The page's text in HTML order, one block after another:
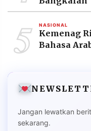
5 NASIONAL
Kemenag
Bahasa
Jangan lewatkan
sekarang.